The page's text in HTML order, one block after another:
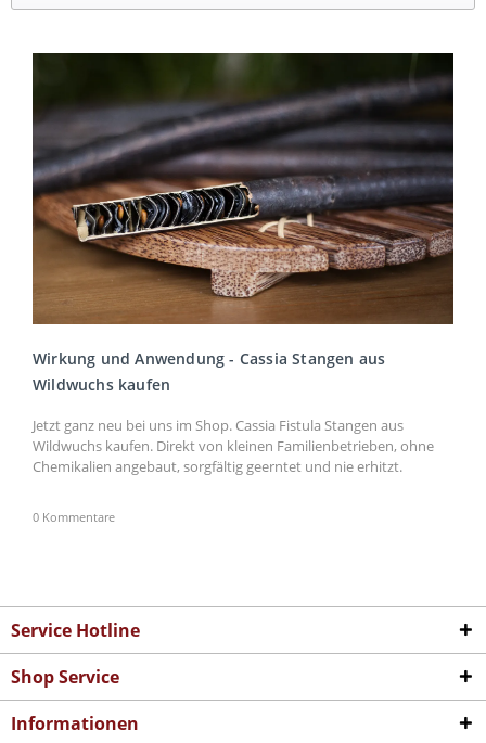
Wirkung und Anwendung - Cassia Stangen aus
Wildwuchs kaufen
Jetzt ganz neu bei uns im Shop. Cassia Fistula Stangen aus
Wildwuchs kaufen. Direkt von kleinen Familienbetrieben, ohne
Chemikalien angebaut, sorgfältig geerntet und nie erhitzt.
0 Kommentare
Service Hotline
Shop Service
Informationen